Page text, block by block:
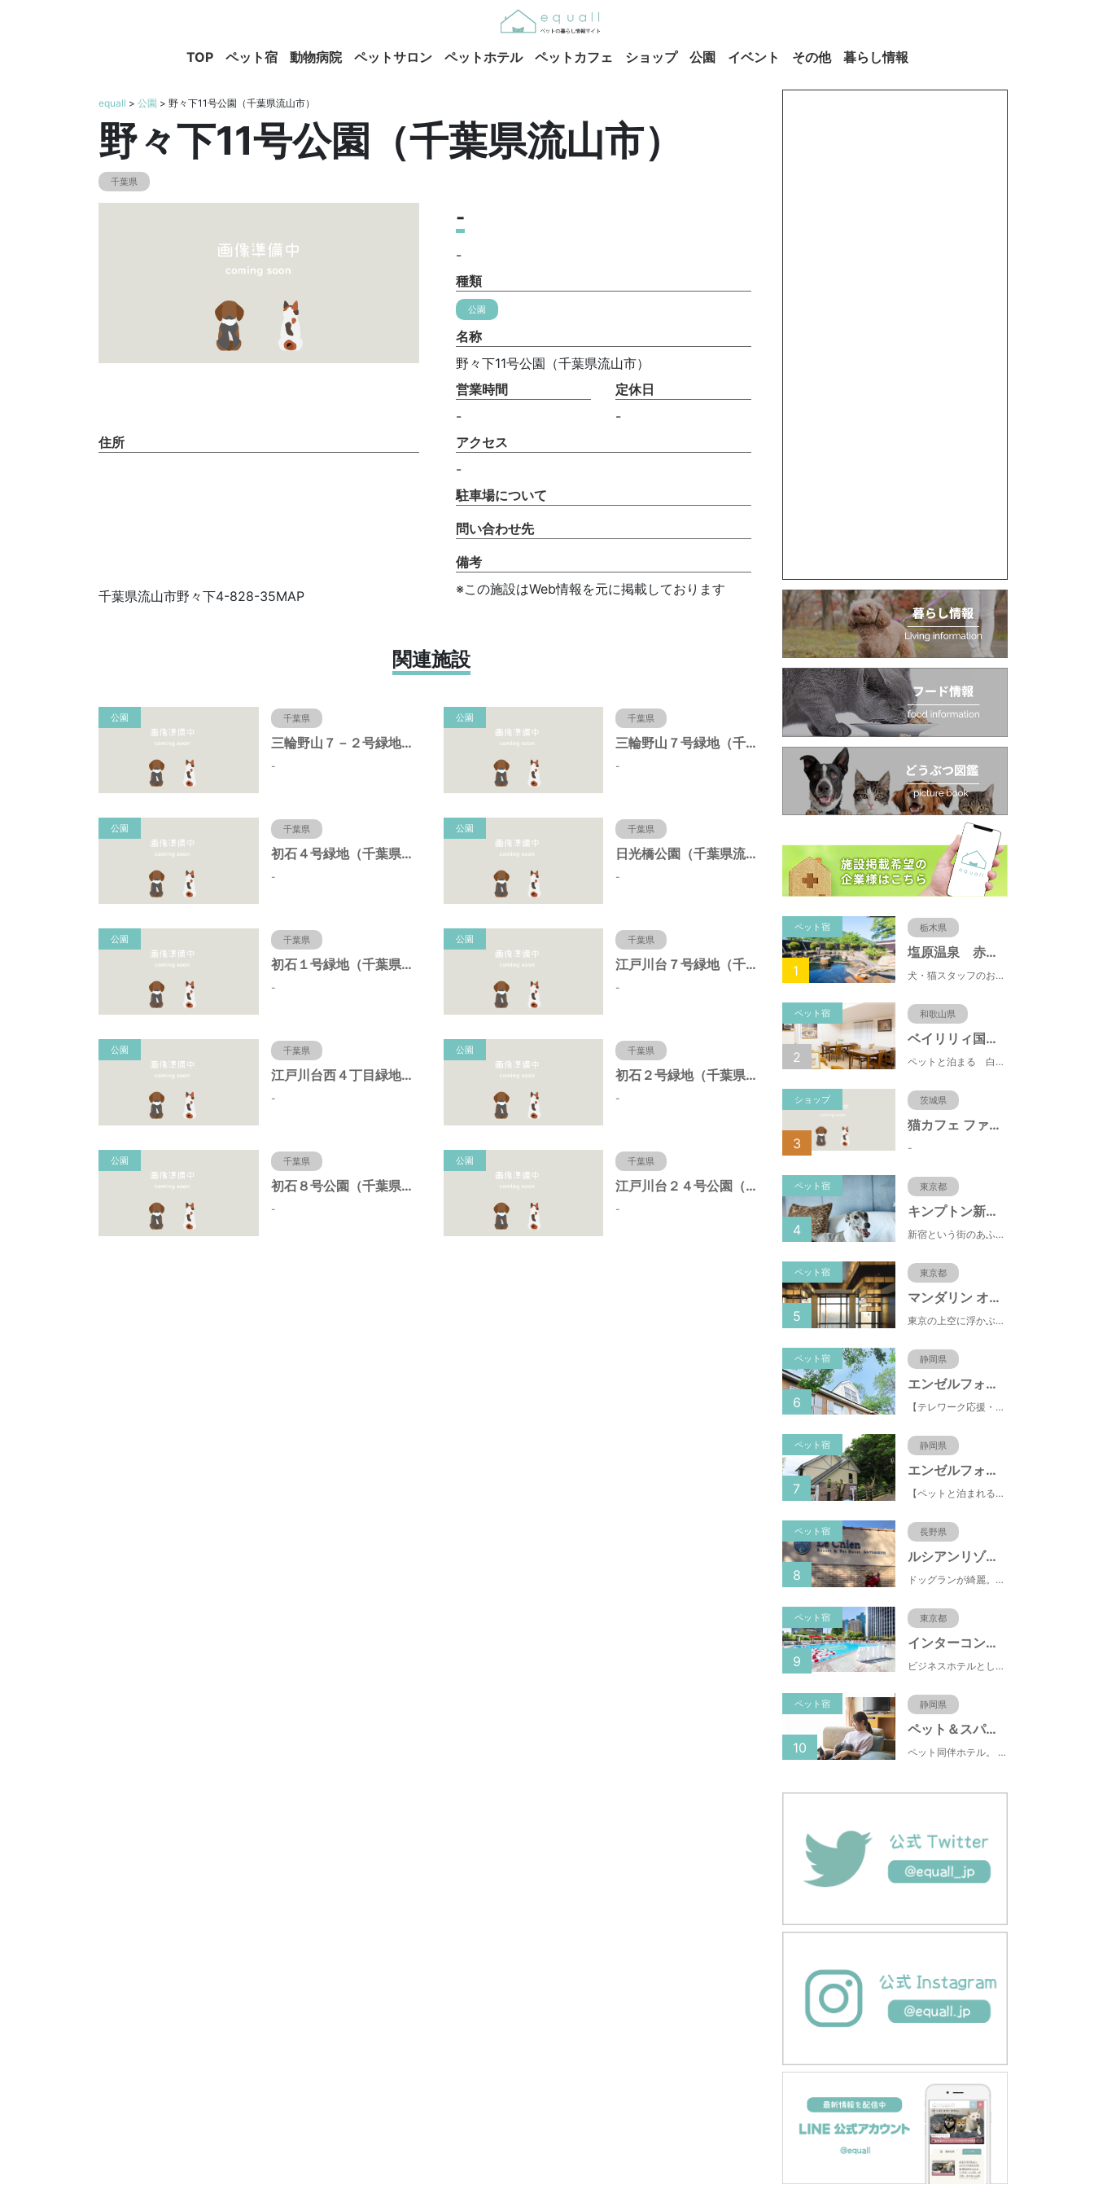
TOP ペット宿 動物病院 ペットサロン ペットホテル ペットカフェ ショップ 公園 イベント その他 暮らし情報
equall > 公園 > 野々下11号公園（千葉県流山市）
野々下11号公園（千葉県流山市）
千葉県
-
-
種類
公園
名称
野々下11号公園（千葉県流山市）
営業時間
-
定休日
-
住所
千葉県流山市野々下4-828-35MAP
アクセス
-
駐車場について
問い合わせ先
備考
※この施設はWeb情報を元に掲載しております
関連施設
公園 千葉県
三輪野山７－２号緑地（千葉県流山市）
-
公園 千葉県
三輪野山７号緑地（千葉県流山市）
-
公園 千葉県
初石４号緑地（千葉県流山市）
-
公園 千葉県
日光橋公園（千葉県流山市）
-
公園 千葉県
初石１号緑地（千葉県流山市）
-
公園 千葉県
江戸川台７号緑地（千葉県流山市）
-
公園 千葉県
江戸川台西４丁目緑地（千葉県流山市）
-
公園 千葉県
初石２号緑地（千葉県流山市）
-
公園 千葉県
初石８号公園（千葉県流山市）
-
公園 千葉県
江戸川台２４号公園（千葉県流山市）
-
ペット宿 栃木県
塩原温泉 赤沢温泉旅館
犬・猫スタッフのおもてニャしが魅力のひとつ♪大自然に囲まれた隠れ家的宿で癒やしの休日を。
1
ペット宿 和歌山県
ベイリリィ国民宿舎しらゆり荘
ペットと泊まる 白浜温泉 ベイリリィ国民宿舎しらゆり荘
2
ショップ 茨城県
猫カフェ ファミリーズ
-
3
ペット宿 東京都
キンプトン新宿東京
新宿という街のあふれるエネルギーを映し出すようなライブ感のあるホテルなのに、中へと足を踏み入れれば、そこは別世界に
4
ペット宿 東京都
マンダリン オリエンタル 東京
東京の上空に浮かぶマンダリン オリエンタル 東京は、眼下にすばらしい風景が広がるラグジュアリーな5つ星ホテルです。凜とした風格ある佇まいと和モダンのスタイルに、最新鋭のテクノロジー、定評あるスパ、驚きと感動に満ちた食体験、卓越したサービスを融合させ、真心を込めてお客さまをおもてなしいたします。
5
ペット宿 静岡県
エンゼルフォレスト伊豆スカイライン
【テレワーク応援・ペットと泊まれる】ゴルフ場隣接のまるごと貸切別荘（自炊OK）
6
ペット宿 静岡県
エンゼルフォレスト伊豆高原(赤沢望洋台)
【ペットと泊まれる】源泉かけ流し温泉付の1棟貸切別荘（自炊OK）全別荘内装リフォーム済み♪
7
ペット宿 長野県
ルシアンリゾート旧軽井沢
ドッグランが綺麗。おもちゃが多くある。有料のドッグランなので、お客さんの質が良い。ドッグラン以外にも楽しめる場所が多い。
8
ペット宿 東京都
インターコンチネンタル東京ベイ
ビジネスホテルとして有名な東横INN(東横イン)がペットと一緒に泊まれるプランをスタートしました。東横INNは、ペット専用Instagramもスタートしており、飼い主の間で話題になっています。
9
ペット宿 静岡県
ペット＆スパホテル伊豆高原
ペット同伴ホテル。 快適な施設と癒しの温泉、京風懐石をご堪能ください。
10